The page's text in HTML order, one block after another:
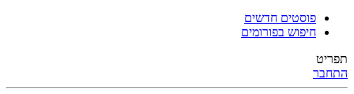
פוסטים חדשים
חיפוש בפורומים
תפריט
התחבר